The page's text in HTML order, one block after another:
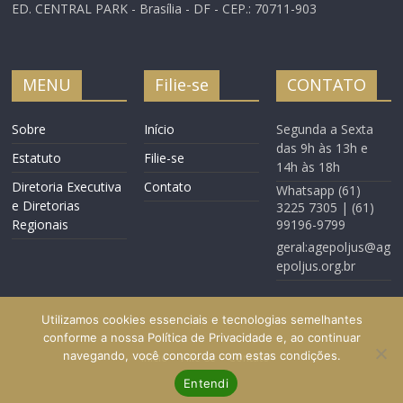
ED. CENTRAL PARK - Brasília - DF - CEP.: 70711-903
MENU
Sobre
Estatuto
Diretoria Executiva
e Diretorias
Regionais
Filie-se
Início
Filie-se
Contato
CONTATO
Segunda a Sexta
das 9h às 13h e
14h às 18h
Whatsapp (61)
3225 7305 | (61)
99196-9799
geral:agepoljus@ag
epoljus.org.br
Início Filie-se Contato
Utilizamos cookies essenciais e tecnologias semelhantes
conforme a nossa Política de Privacidade e, ao continuar
navegando, você concorda com estas condições.
Entendi